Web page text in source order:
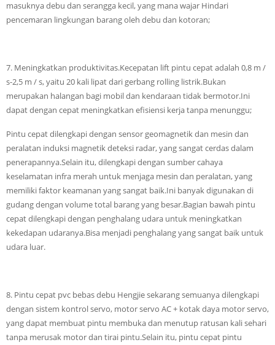
masuknya debu dan serangga kecil, yang mana wajar Hindari
pencemaran lingkungan barang oleh debu dan kotoran;
7. Meningkatkan produktivitas.Kecepatan lift pintu cepat adalah 0,8 m /
s-2,5 m / s, yaitu 20 kali lipat dari gerbang rolling listrik.Bukan
merupakan halangan bagi mobil dan kendaraan tidak bermotor.Ini
dapat dengan cepat meningkatkan efisiensi kerja tanpa menunggu;
Pintu cepat dilengkapi dengan sensor geomagnetik dan mesin dan
peralatan induksi magnetik deteksi radar, yang sangat cerdas dalam
penerapannya.Selain itu, dilengkapi dengan sumber cahaya
keselamatan infra merah untuk menjaga mesin dan peralatan, yang
memiliki faktor keamanan yang sangat baik.Ini banyak digunakan di
gudang dengan volume total barang yang besar.Bagian bawah pintu
cepat dilengkapi dengan penghalang udara untuk meningkatkan
kekedapan udaranya.Bisa menjadi penghalang yang sangat baik untuk
udara luar.
8. Pintu cepat pvc bebas debu Hengjie sekarang semuanya dilengkapi
dengan sistem kontrol servo, motor servo AC + kotak daya motor servo,
yang dapat membuat pintu membuka dan menutup ratusan kali sehari
tanpa merusak motor dan tirai pintu.Selain itu, pintu cepat pintu